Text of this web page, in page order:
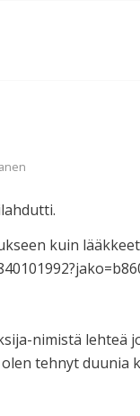
kuin
nimistä lehteä
tehnyt duunia